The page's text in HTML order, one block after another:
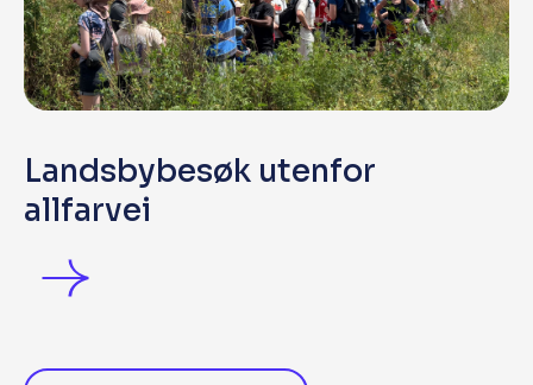
Landsbybesøk utenfor
allfarvei